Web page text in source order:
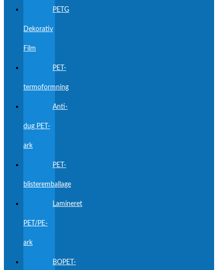
PETG
Dekorativ
Film
PET-
termoformning
Anti-
dug PET-
ark
PET-
blisteremballage
Lamineret
PET/PE-
ark
BOPET-